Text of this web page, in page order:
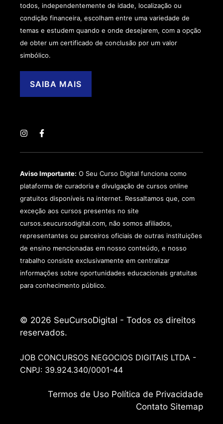
todos, independentemente de idade, localização ou
condição financeira, escolham entre uma variedade de
temas e estudem quando e onde desejarem, com a opção
de obter um certificado de conclusão por um valor
simbólico.
SAIBA MAIS
Aviso Importante: O Seu Curso Digital funciona como
plataforma de curadoria e divulgação de cursos online
gratuitos disponíveis na internet. Ressaltamos que, com
exceção aos cursos presentes no site
cursos.seucursodigital.com, não somos afiliados,
representantes ou parceiros oficiais de outras instituições
de ensino mencionadas em nosso conteúdo, e nosso
trabalho consiste exclusivamente em centralizar
informações sobre oportunidades educacionais gratuitas
para conhecimento público.
© 2026 SeuCursoDigital - Todos os direitos
reservados.
JOB CONCURSOS NEGOCIOS DIGITAIS LTDA -
CNPJ: 39.924.340/0001-44
Termos de Uso Política de Privacidade
Contato Sitemap